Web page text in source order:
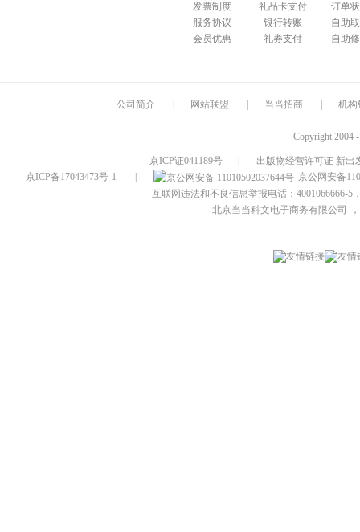
发票制度
服务协议
会员优惠
礼品卡支付
银行转账
礼券支付
订单
自助
自助
公司简介 网站联盟 当当招商 机构
Copyright 2004
京ICP证041189号
出版物经营许可证 新出
京ICP备17043473号-1
京公网安备
互联网违法和不良信息举报电话：4001066666-5
北京当当科文电子商务有限公司